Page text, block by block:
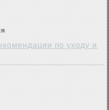
по уходу и